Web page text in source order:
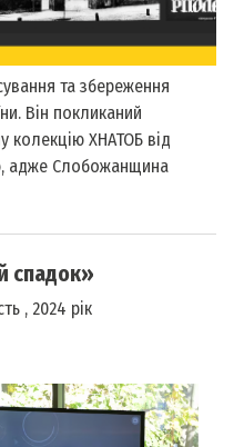
та збереження
Він покликаний
колекцію ХНАТОБ від
адже Слобожанщина
спадок»
, 2024 рік